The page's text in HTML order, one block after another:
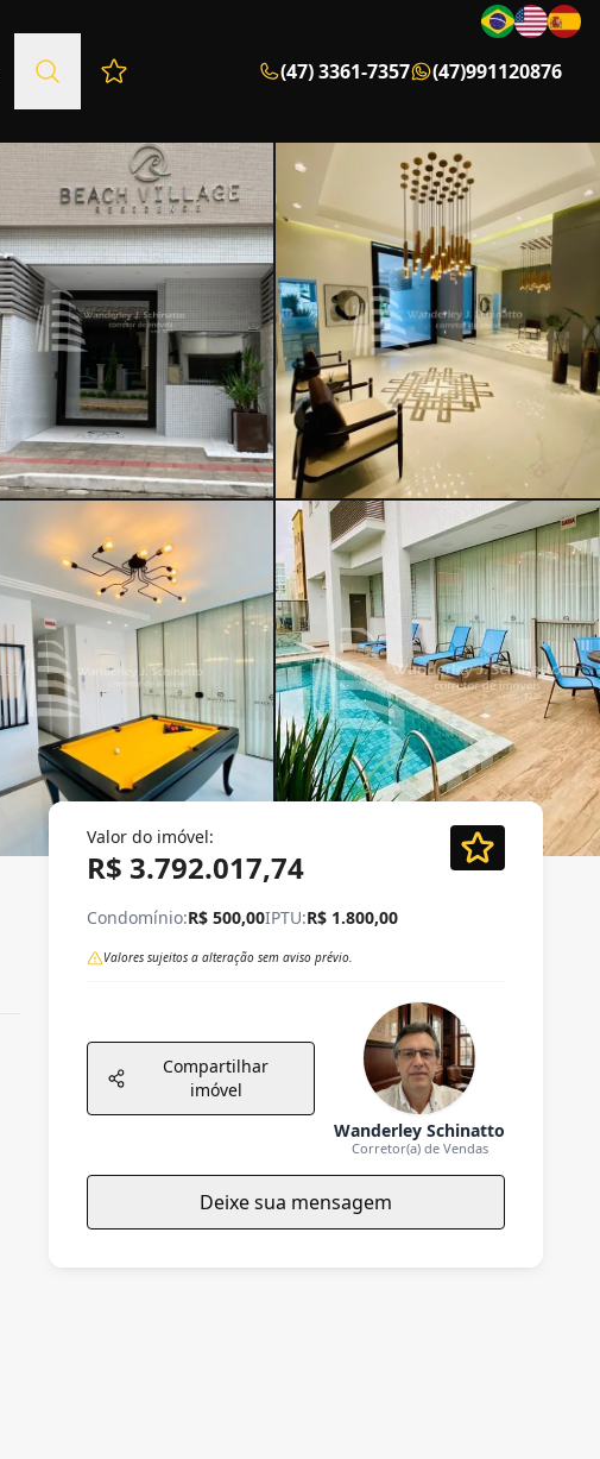
Favoritos (0 itens) (47) 3361-7357 (47)991120876
Valor do imóvel:
R$ 3.792.017,74
Condomínio:R$ 500,00IPTU:R$ 1.800,00
Valores sujeitos a alteração sem aviso prévio.
Compartilhar
imóvel
Wanderley Schinatto
Corretor(a) de Vendas
Deixe sua mensagem